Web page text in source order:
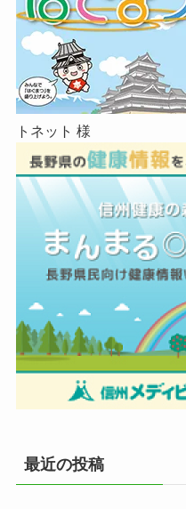
トネット 様
最近の投稿